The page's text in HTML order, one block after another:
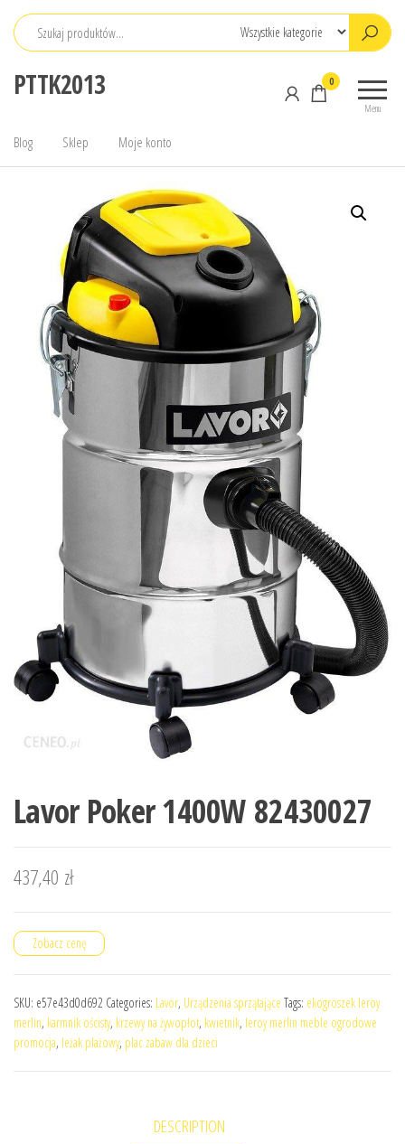
Przejdź
PTTK2013
Menu
0
Blog Sklep Moje konto
Lavor Poker 1400W 82430027
437,40 zł
Zobacz cenę
SKU: e57e43d0d692 Categories: Lavor, Urządzenia sprzątające Tags: ekogroszek leroy
merlin, karmnik ościsty, krzewy na żywopłot, kwietnik, leroy merlin meble ogrodowe
promocja, leżak plażowy, plac zabaw dla dzieci
DESCRIPTION